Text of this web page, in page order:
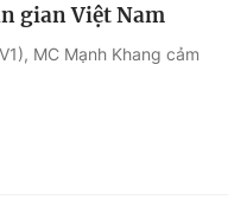
gian Việt Nam
MC Mạnh Khang cảm